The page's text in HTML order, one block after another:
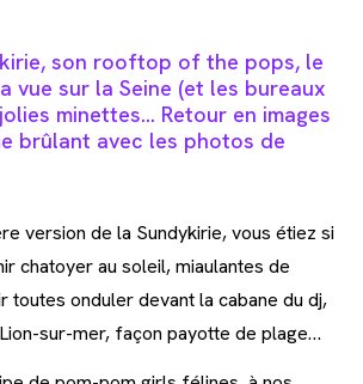
son rooftop of the pops, le
vue sur la Seine (et les bureaux
minettes… Retour en images
brûlant avec les photos de
version de la Sundykirie, vous étiez si
chatoyer au soleil, miaulantes de
toutes onduler devant la cabane du dj,
sur-mer, façon payotte de plage…